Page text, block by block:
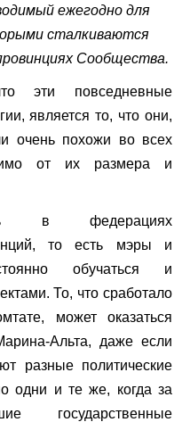
ежегодно для
сталкиваются
Сообщества.
эти повседневные
является то, что они,
очень похожи во всех
от их размера и
в федерациях
то есть мэры и
обучаться и
То, что сработало
может оказаться
Альта, даже если
разные политические
одни и те же, когда за
государственные